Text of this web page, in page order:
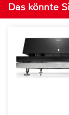
Das könnte